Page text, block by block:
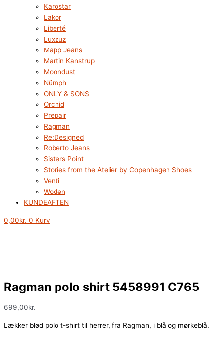
Karostar
Lakor
Liberté
Luxzuz
Mapp Jeans
Martin Kanstrup
Moondust
Nümph
ONLY & SONS
Orchid
Prepair
Ragman
Re:Designed
Roberto Jeans
Sisters Point
Stories from the Atelier by Copenhagen Shoes
Venti
Woden
KUNDEAFTEN
0,00kr. 0 Kurv
Ragman polo shirt 5458991 C765
699,00kr.
Lækker blød polo t-shirt til herrer, fra Ragman, i blå og mørkeblå.